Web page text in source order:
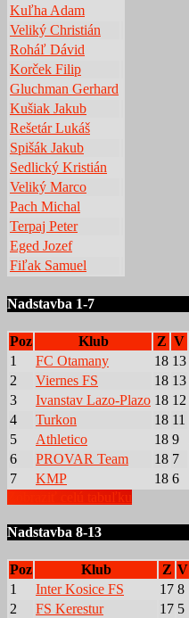
Kuľha Adam
Veliký Christián
Roháľ Dávid
Korček Filip
Gluchman Gerhard
Kušiak Jakub
Rešetár Lukáš
Spišák Jakub
Sedlický Kristián
Veliký Marco
Pach Michal
Terpaj Peter
Eged Jozef
Fiľak Samuel
Nadstavba 1-7
Poz Klub Z V
1
FC Otamany 18 13
2
Viernes FS 18 13
3
Ivanstav Lazo-Plazo 18 12
4
Turkon 18 11
5
Athletico 18 9
6
PROVAR Team 18 7
7
KMP 18 6
Nadstavba 8-13
Poz Klub Z V
1
Inter Kosice FS 17 8
2
FS Kerestur 17 5